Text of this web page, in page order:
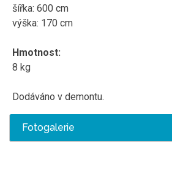
šířka: 600 cm
výška: 170 cm
Hmotnost:
8 kg
Dodáváno v demontu.
Fotogalerie